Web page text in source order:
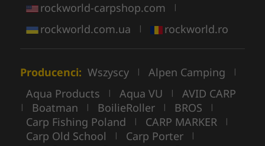
rockworld-carpshop.com |
rockworld.com.ua | rockworld.ro
Producenci: Wszyscy | Alpen Camping |
Aqua Products | Aqua VU | AVID CARP
| Boatman | BoilieRoller | BROS |
Carp Fishing Poland | CARP MARKER |
Carp Old School | Carp Porter |